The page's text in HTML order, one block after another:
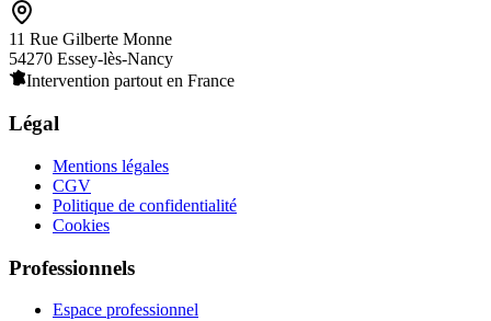
11 Rue Gilberte Monne
54270 Essey-lès-Nancy
Intervention partout en France
Légal
Mentions légales
CGV
Politique de confidentialité
Cookies
Professionnels
Espace professionnel